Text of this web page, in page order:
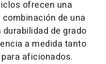
ofrecen una
de una
de grado
a medida tanto
aficionados.